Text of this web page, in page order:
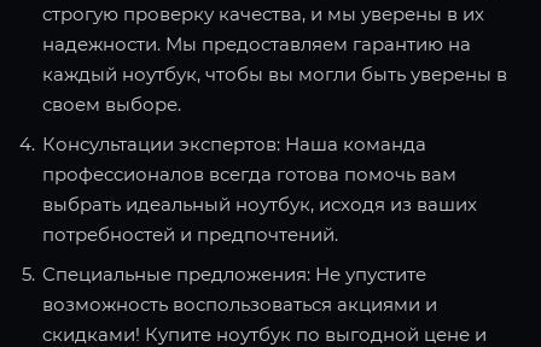
строгую проверку качества, и мы уверены в их
надежности. Мы предоставляем гарантию на
каждый ноутбук, чтобы вы могли быть уверены в
своем выборе.
Консультации экспертов: Наша команда
профессионалов всегда готова помочь вам
выбрать идеальный ноутбук, исходя из ваших
потребностей и предпочтений.
Специальные предложения: Не упустите
возможность воспользоваться акциями и
скидками! Купите ноутбук по выгодной цене и